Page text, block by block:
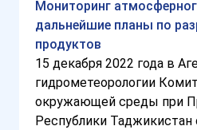
Мониторинг
дальнейшие планы по
продуктов
15 декабря 2022 года в
гидрометеорологии
окружающей среды при
Республики Таджикистан